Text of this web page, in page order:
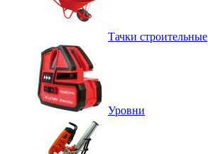
Тачки строительные
Уровни